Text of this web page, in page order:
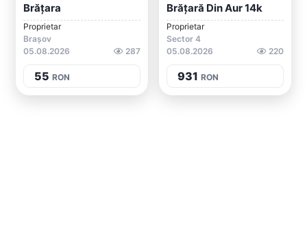
Brățara
Proprietar
Brașov
05.08.2026
287
55 RON
Brățară Din Aur 14k
Proprietar
Sector 4
05.08.2026
220
931 RON